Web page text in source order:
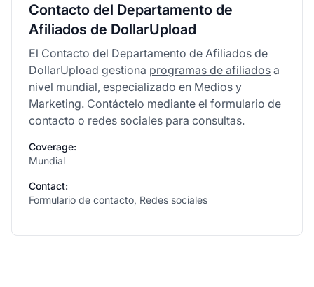
Contacto del Departamento de
Afiliados de DollarUpload
El Contacto del Departamento de Afiliados de
DollarUpload gestiona programas de afiliados a
nivel mundial, especializado en Medios y
Marketing. Contáctelo mediante el formulario de
contacto o redes sociales para consultas.
Coverage:
Mundial
Contact:
Formulario de contacto, Redes sociales